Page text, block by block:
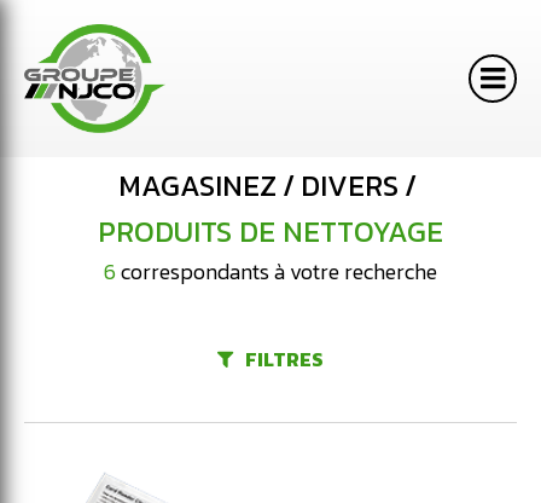
MAGASINEZ
DIVERS
PRODUITS DE NETTOYAGE
6correspondants à votre recherche
FILTRES